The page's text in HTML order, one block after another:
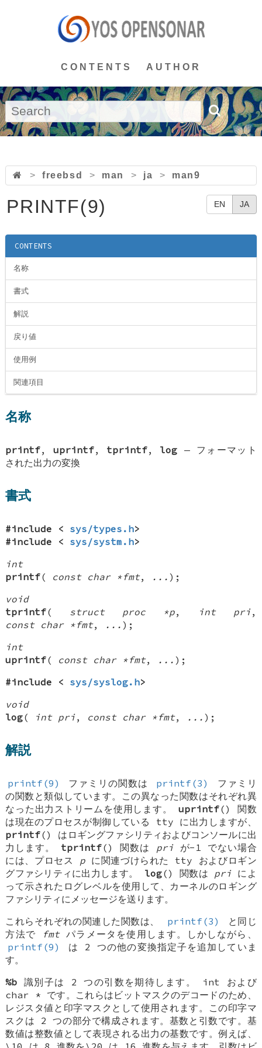
CONTENTS AUTHOR
> freebsd > man > ja > man9
EN JA
PRINTF(9)
CONTENTS
名称
書式
解説
戻り値
使用例
関連項目
名称
printf, uprintf, tprintf, log — フォーマット
された出力の変換
書式
#include < sys/types.h>
#include < sys/systm.h>
int
printf( const char *fmt, ... );
void
tprintf( struct proc *p, int pri,
const char *fmt, ... );
int
uprintf( const char *fmt, ... );
#include < sys/syslog.h>
void
log( int pri, const char *fmt, ... );
解説
printf(9) ファミリの関数は printf(3)
ファミリ
の関数と類似しています。この異なった関数はそれぞれ異
なった出力ストリームを使用します。uprintf() 関数
は現在のプロセスが制御している tty に出力しますが、
printf() はロギングファシリティおよびコンソールに出
力します。 tprintf() 関数は priが-1 でない場合
には、プロセス pに関連づけられた tty およびロギン
グファシリティに出力します。 log() 関数は pri によ
って示されたログレベルを使用して、カーネルのロギング
ファシリティにメッセージを送ります。
これらそれぞれの関連した関数は、
printf(3)
と同じ
方法で
fmtパラメータを使用します。しかしながら、
printf(9)
は 2 つの他の変換指定子を追加していま
す。
%b 識別子は 2 つの引数を期待します。 int
および
char * です。これらはビットマスクのデコードのため、
レジスタ値と印字マスクとして使用されます。この印字マ
スクは 2 つの部分で構成されます。基数と引数です。基
数値は整数値として表現される出力の基数です。例えば、